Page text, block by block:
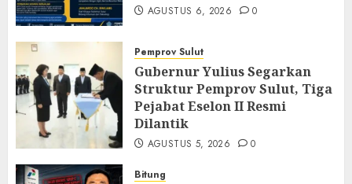
AGUSTUS 6, 2026 0
Pemprov Sulut
Gubernur Yulius Segarkan
Struktur Pemprov Sulut, Tiga
Pejabat Eselon II Resmi
Dilantik
AGUSTUS 5, 2026 0
Bitung